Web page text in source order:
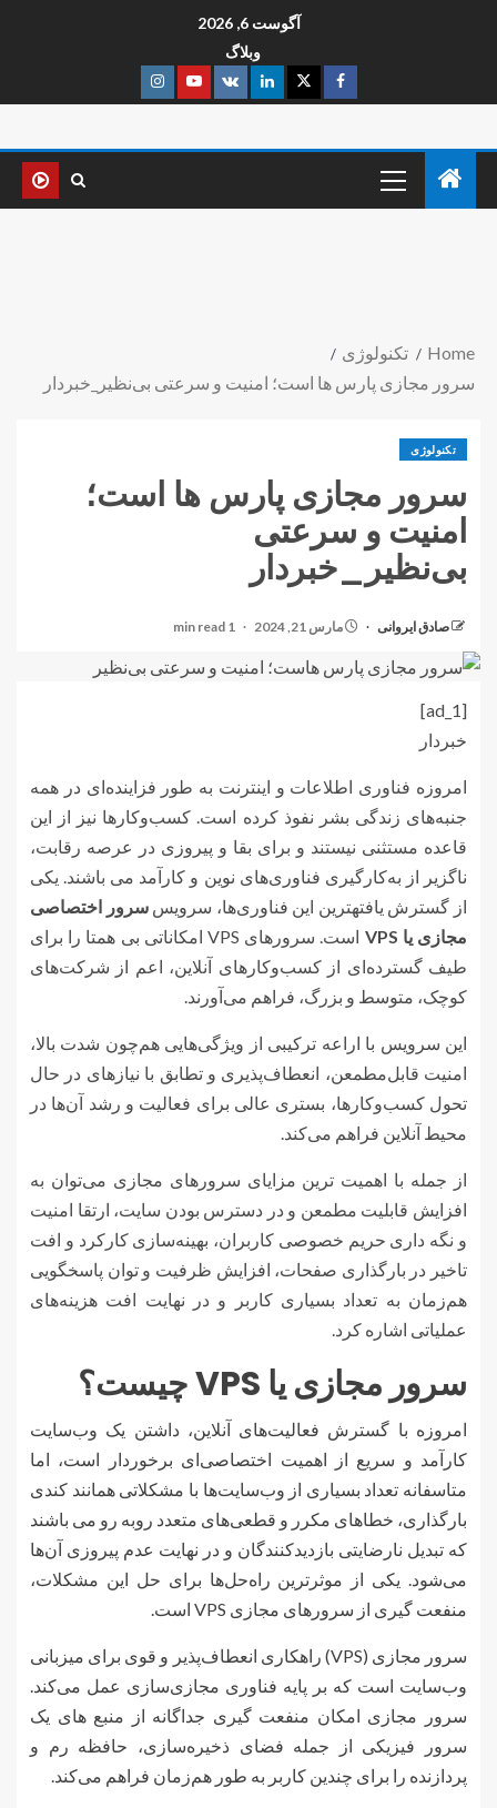
آگوست 6, 2026
وبلاگ
Home
تکنولوژی
سرور مجازی پارس ها است؛ امنیت و سرعتی بی‌نظیر_خبردار
تکنولوژی
سرور مجازی پارس ها است؛
امنیت و سرعتی
بی‌نظیر_خبردار
صادق ایروانی مارس 21, 2024 1 min read
[ad_1]
خبردار
امروزه فناوری اطلاعات و اینترنت به طور فزاینده‌ای در همه
جنبه‌های زندگی بشر نفوذ کرده است. کسب‌وکارها نیز از این
قاعده مستثنی نیستند و برای بقا و پیروزی در عرصه رقابت،
ناگزیر از به‌کارگیری فناوری‌های نوین و کارآمد می باشند. یکی
از گسترش یافتهترین این فناوری‌ها، سرویسسرور اختصاصی
مجازی یا VPS
است. سرورهای VPS امکاناتی بی همتا را برای
طیف گسترده‌ای از کسب‌وکارهای آنلاین، اعم از شرکت‌های
کوچک، متوسط و بزرگ، فراهم می‌آورند.
این سرویس با اراعه ترکیبی از ویژگی‌هایی هم‌چون شدت بالا،
امنیت قابل‌مطمعن، انعطاف‌پذیری و تطابق با نیازهای در حال
تحول کسب‌وکارها، بستری عالی برای فعالیت و رشد آن‌ها در
محیط آنلاین فراهم می‌کند.
از جمله با اهمیت ترین مزایای سرورهای مجازی می‌توان به
افزایش قابلیت مطمعن و در دسترس بودن سایت، ارتقا امنیت
و نگه داری حریم خصوصی کاربران، بهینه‌سازی کارکرد و افت
تاخیر در بارگذاری صفحات، افزایش ظرفیت و توان پاسخگویی
هم‌زمان به تعداد بسیاری کاربر و در نهایت افت هزینه‌های
عملیاتی اشاره کرد.
سرور مجازی یا VPS چیست؟
امروزه با گسترش فعالیت‌های آنلاین، داشتن یک وب‌سایت
کارآمد و سریع از اهمیت اختصاصی‌ای برخوردار است، اما
متاسفانه تعداد بسیاری از وب‌سایت‌ها با مشکلاتی همانند کندی
بارگذاری، خطاهای مکرر و قطعی‌های متعدد روبه رو می باشند
که تبدیل نارضایتی بازدیدکنندگان و در نهایت عدم پیروزی آن‌ها
می‌شود. یکی از موثرترین راه‌حل‌ها برای حل این مشکلات،
منفعت گیری از سرورهای مجازی VPS است.
سرور مجازی (VPS) راهکاری انعطاف‌پذیر و قوی برای میزبانی
وب‌سایت است که بر پایه فناوری مجازی‌سازی عمل می‌کند.
سرور مجازی امکان منفعت گیری جداگانه از منبع های یک
سرور فیزیکی از جمله فضای ذخیره‌سازی، حافظه رم و
پردازنده را برای چندین کاربر به طور هم‌زمان فراهم می‌کند.